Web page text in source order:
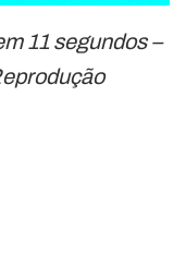
11 segundos –